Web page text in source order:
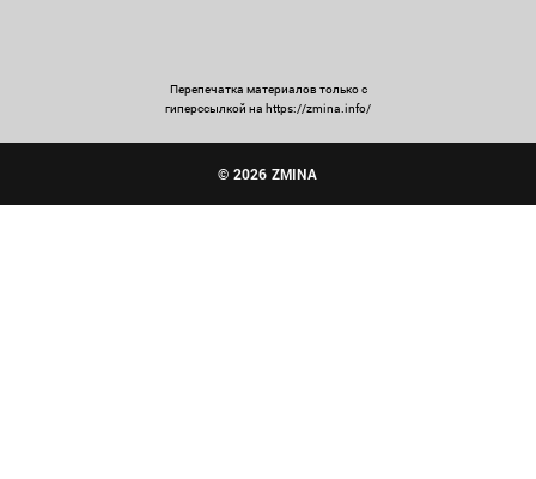
Перепечатка материалов только с
гиперссылкой на https://zmina.info/
© 2026 ZMINA